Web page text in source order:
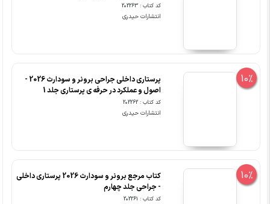
کد کتاب : 202263
انتشارات حیدری
10%
پرستاری داخلی جراحی برونر و سودارث 2026 -
اصول و عملکرد در حرفه ی پرستاری جلد 1
کد کتاب : 202262
انتشارات حیدری
10%
کتاب مرجع برونر و سودارث 2026 پرستاری داخلی
- جراحی جلد چهارم
کد کتاب : 202261